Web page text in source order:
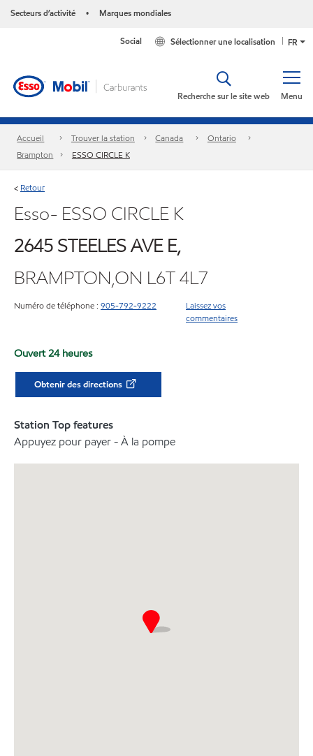
Secteurs d’activité • Marques mondiales
FR
Sélectionner une localisation
Social
Menu
Recherche sur le site web
Accueil Trouver la station Canada
Ontario
Brampton
ESSO CIRCLE K
< Retour
Esso- ESSO CIRCLE K
2645 STEELES AVE E,
BRAMPTON,ON L6T 4L7
Numéro de téléphone : 905-792-9222
Laissez vos
commentaires
Ouvert 24 heures
Obtenir des directions
Station Top features
Appuyez pour payer - À la pompe